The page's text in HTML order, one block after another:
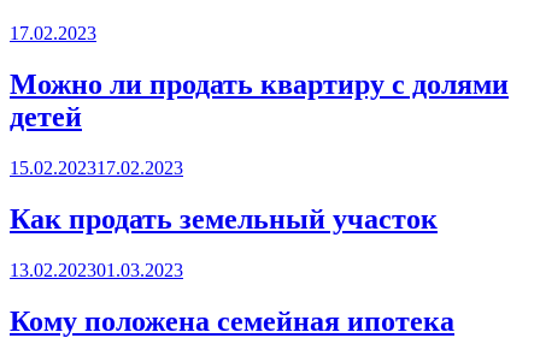
Posted
17.02.2023
Можно ли продать квартиру с долями
детей
Posted
15.02.202317.02.2023
Как продать земельный участок
Posted
13.02.202301.03.2023
Кому положена семейная ипотека